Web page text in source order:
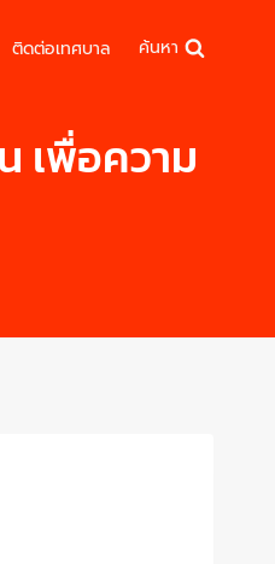
ติดต่อเทศบาล ค้นหา
เพื่อความ